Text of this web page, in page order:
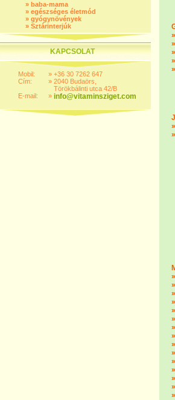
» baba-mama
» egészséges életmód
» gyógynövények
» Sztárinterjúk
KAPCSOLAT
Mobil:
Cím:
E-mail:
»
»
»
+36 30 7262 647
2040 Budaörs,
Törökbálinti utca 42/B
info@vitaminsziget.com
»
»
»
»
»
J
»
»
»
»
»
»
»
»
»
»
»
»
»
»
»
»
»